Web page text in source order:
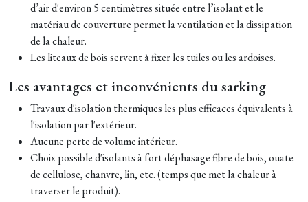
d’air d'environ 5 centimètres située entre l’isolant et le
matériau de couverture permet la ventilation et la dissipation
de la chaleur.
Les liteaux de bois servent à fixer les tuiles ou les ardoises.
Les avantages et inconvénients du sarking
Travaux d'isolation thermiques les plus efficaces équivalents à
l'isolation par l'extérieur.
Aucune perte de volume intérieur.
Choix possible d'isolants à fort déphasage fibre de bois, ouate
de cellulose, chanvre, lin, etc. (temps que met la chaleur à
traverser le produit).